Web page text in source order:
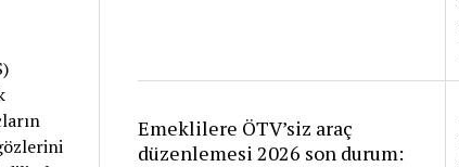
Emeklilere ÖTV’siz araç
düzenlemesi 2026 son durum: